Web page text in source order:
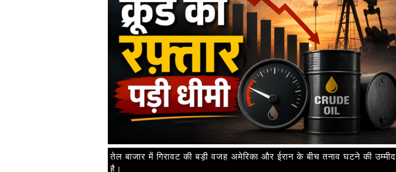
तेल बाजार में गिरावट की बड़ी वजह अमेरिका और ईरान के बीच तनाव घटने की उम्मीद
है।